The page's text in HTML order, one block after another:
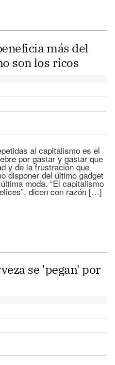
más del
son los ricos
al capitalismo es el
por gastar y gastar que
y de la frustración que
disponer del último gadget
moda. “El capitalismo
dicen con razón […]
se 'pegan' por